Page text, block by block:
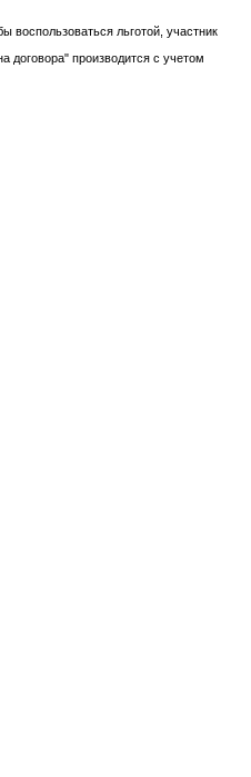
воспользоваться льготой, участник
договора" производится с учетом